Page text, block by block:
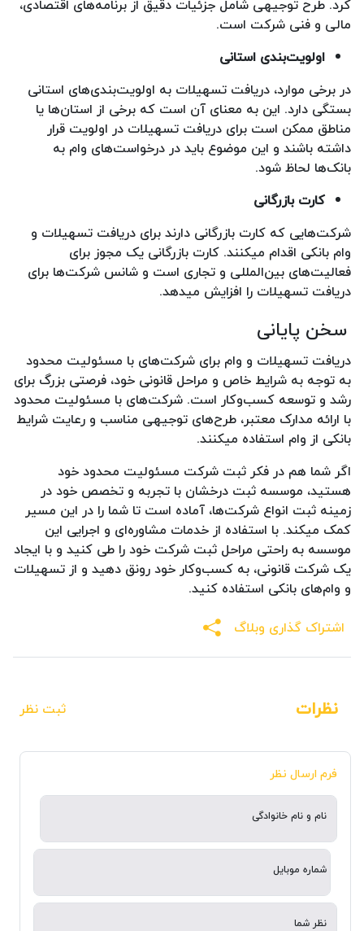
کرد. طرح توجیهی شامل جزئیات دقیق از برنامه‌های اقتصادی،
مالی و فنی شرکت است.
اولویت‌بندی استانی
در برخی موارد، دریافت تسهیلات به اولویت‌بندی‌های استانی
بستگی دارد. این به معنای آن است که برخی از استان‌ها یا
مناطق ممکن است برای دریافت تسهیلات در اولویت قرار
داشته باشند و این موضوع باید در درخواست‌های وام به
بانک‌ها لحاظ شود.
کارت بازرگانی
شرکت‌هایی که کارت بازرگانی دارند برای دریافت تسهیلات و
وام بانکی اقدام میکنند. کارت بازرگانی یک مجوز برای
فعالیت‌های بین‌المللی و تجاری است و شانس شرکت‌ها برای
دریافت تسهیلات را افزایش میدهد.
سخن پایانی
دریافت تسهیلات و وام برای شرکت‌های با مسئولیت محدود
به توجه به شرایط خاص و مراحل قانونی خود، فرصتی بزرگ برای
رشد و توسعه کسب‌وکار است. شرکت‌های با مسئولیت محدود
با ارائه مدارک معتبر، طرح‌های توجیهی مناسب و رعایت شرایط
بانکی از وام استفاده میکنند.
اگر شما هم در فکر ثبت شرکت مسئولیت محدود خود
هستید، موسسه ثبت درخشان با تجربه و تخصص خود در
زمینه ثبت انواع شرکت‌ها، آماده است تا شما را در این مسیر
کمک میکند. با استفاده از خدمات مشاوره‌ای و اجرایی این
موسسه به راحتی مراحل ثبت شرکت خود را طی کنید و با ایجاد
یک شرکت قانونی، به کسب‌وکار خود رونق دهید و از تسهیلات
و وام‌های بانکی استفاده کنید.
اشتراک گذاری وبلاگ
نظرات ثبت نظر
فرم ارسال نظر
نام و نام خانوادگی
شماره موبایل
نظر شما